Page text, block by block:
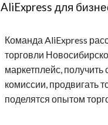
AliExpress для
Команда AliExpress
торговли
маркетплейс,
комиссии, продвигать
поделятся опытом